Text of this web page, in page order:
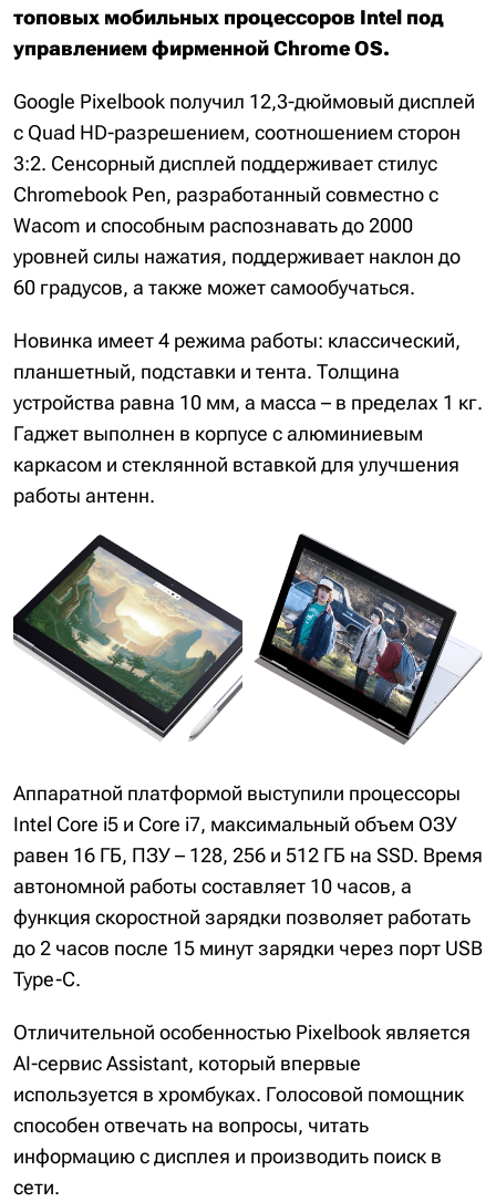
топовых мобильных процессоров Intel под
управлением фирменной Chrome OS.
Google Pixelbook получил 12,3-дюймовый дисплей
с Quad HD-разрешением, соотношением сторон
3:2. Сенсорный дисплей поддерживает стилус
Chromebook Pen, разработанный совместно с
Wacom и способным распознавать до 2000
уровней силы нажатия, поддерживает наклон до
60 градусов, а также может самообучаться.
Новинка имеет 4 режима работы: классический,
планшетный, подставки и тента. Толщина
устройства равна 10 мм, а масса – в пределах 1 кг.
Гаджет выполнен в корпусе с алюминиевым
каркасом и стеклянной вставкой для улучшения
работы антенн.
Аппаратной платформой выступили процессоры
Intel Core i5 и Core i7, максимальный объем ОЗУ
равен 16 ГБ, ПЗУ – 128, 256 и 512 ГБ на SSD. Время
автономной работы составляет 10 часов, а
функция скоростной зарядки позволяет работать
до 2 часов после 15 минут зарядки через порт USB
Type-C.
Отличительной особенностью Pixelbook является
AI-сервис Assistant, который впервые
используется в хромбуках. Голосовой помощник
способен отвечать на вопросы, читать
информацию с дисплея и производить поиск в
сети.